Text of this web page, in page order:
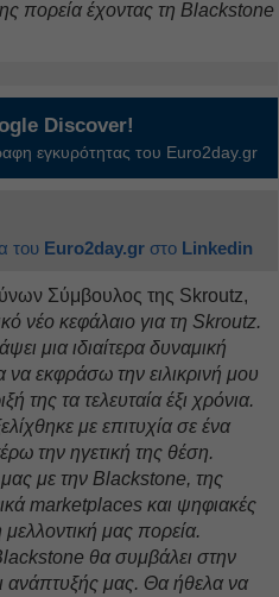
πορεία έχοντας τη Blackstone
Discover!
εγκυρότητας του Euro2day.gr
του Euro2day.gr στο Linkedin
Σύμβουλος της Skroutz,
νέο κεφάλαιο για τη Skroutz.
μια ιδιαίτερα δυναμική
εκφράσω την ειλικρινή μου
της τα τελευταία έξι χρόνια.
με επιτυχία σε ένα
την ηγετική της θέση.
μας με την Blackstone, της
marketplaces και ψηφιακές
μας πορεία.
θα συμβάλει στην
ανάπτυξής μας. Θα ήθελα να